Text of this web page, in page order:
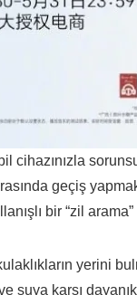
cihazınızla
geçiş
bir “zil
yerini
suya karşı